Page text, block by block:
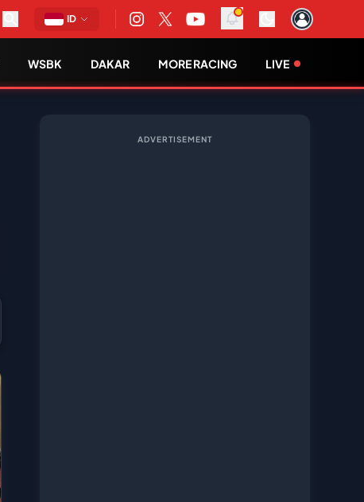
ID
WSBK DAKAR MORE RACING LIVE
ADVERTISEMENT